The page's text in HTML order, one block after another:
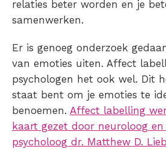
relaties beter worden en je
samenwerken.
Er is genoeg onderzoek
van emoties uiten. Affect
psychologen het ook wel. Dit
staat bent om je emoties te
benoemen. Affect labelling
kaart gezet door neuroloog
psycholoog dr. Matthew D.